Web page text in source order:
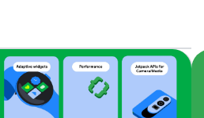
para Android.